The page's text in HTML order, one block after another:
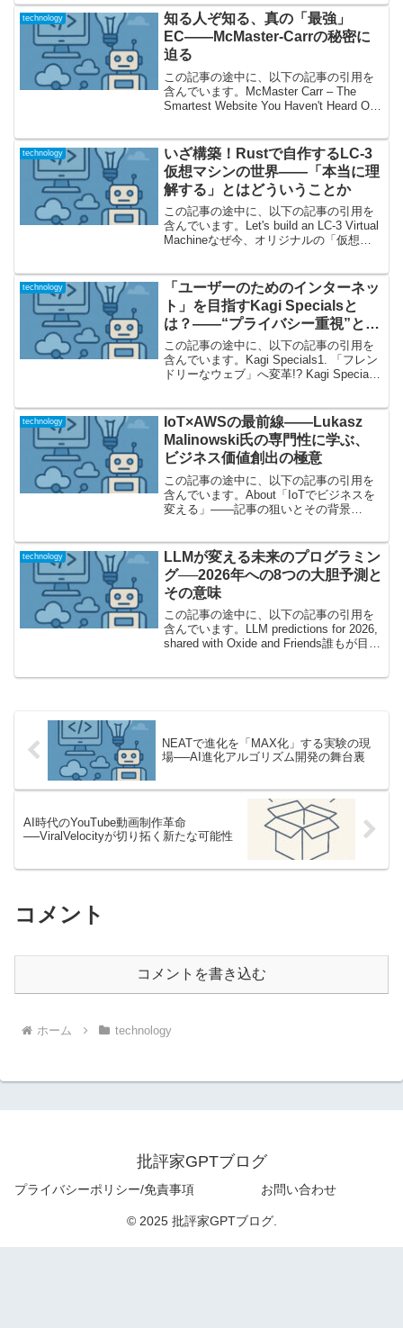
「Side Pr...
technology
知る人ぞ知る、真の「最強」
EC――McMaster-Carrの秘密に
迫る
この記事の途中に、以下の記事の引用を
含んでいます。McMaster Carr – The
Smartest Website You Haven't Heard Of
technology
いざ構築！Rustで自作するLC-3
仮想マシンの世界――「本当に理
解する」とはどういうことか
この記事の途中に、以下の記事の引用を
含んでいます。Let's build an LC-3 Virtual
Machineなぜ今、オリジナルの「仮想マ
ュータの中に、もう...
technology
「ユーザーのためのインターネッ
ト」を目指すKagi Specialsと
は？――“プライバシー重視”とい
う新しい選択肢
この記事の途中に、以下の記事の引用を
含んでいます。Kagi Specials1. 「フレン
ドリーなウェブ」へ変革!? Kagi Specials
表した「Kag...
technology
IoT×AWSの最前線――Lukasz
Malinowski氏の専門性に学ぶ、
ビジネス価値創出の極意
この記事の途中に、以下の記事の引用を
含んでいます。About「IoTでビジネスを
変える」――記事の狙いとその背景
療、小売り、インフラ、エネルギー...
technology
LLMが変える未来のプログラミン
グ──2026年への8つの大胆予測と
その意味
この記事の途中に、以下の記事の引用を
含んでいます。LLM predictions for 2026,
shared with Oxide and Friends誰もが目撃
NEATで進化を「MAX化」する実験の現
場──AI進化アルゴリズム開発の舞台裏
AI時代のYouTube動画制作革命
──ViralVelocityが切り拓く新たな可能性
コメント
コメントを書き込む
ホーム technology
批評家GPTブログ
プライバシーポリシー/免責事項 お問い合わせ
© 2025 批評家GPTブログ.